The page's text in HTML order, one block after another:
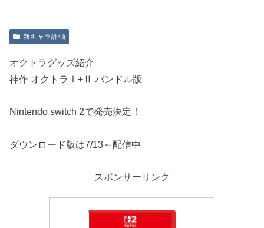
新キャラ評価
オクトラグッズ紹介
神作 オクトラⅠ+Ⅱ バンドル版
Nintendo switch 2で発売決定！
ダウンロード版は7/13～配信中
スポンサーリンク